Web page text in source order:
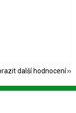
další hodnocení